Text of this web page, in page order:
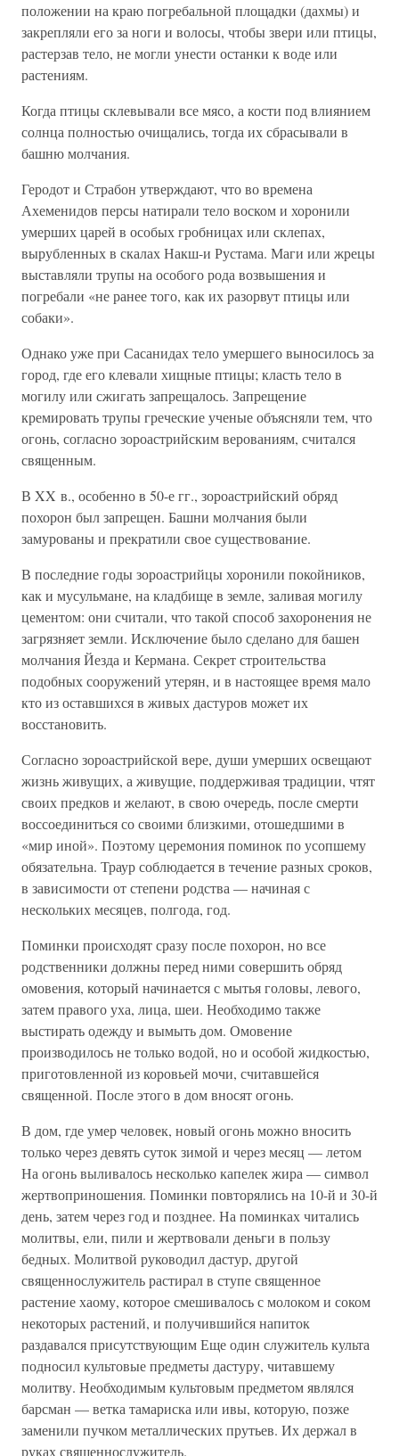
положении на краю погребальной площадки (дахмы) и
закрепляли его за ноги и волосы, чтобы звери или птицы,
растерзав тело, не могли унести останки к воде или
растениям.
Когда птицы склевывали все мясо, а кости под влиянием
солнца полностью очищались, тогда их сбрасывали в
башню молчания.
Геродот и Страбон утверждают, что во времена
Ахеменидов персы натирали тело воском и хоронили
умерших царей в особых гробницах или склепах,
вырубленных в скалах Накш-и Рустама. Маги или жрецы
выставляли трупы на особого рода возвышения и
погребали «не ранее того, как их разорвут птицы или
собаки».
Однако уже при Сасанидах тело умершего выносилось за
город, где его клевали хищные птицы; класть тело в
могилу или сжигать запрещалось. Запрещение
кремировать трупы греческие ученые объясняли тем, что
огонь, согласно зороастрийским верованиям, считался
священным.
В XX в., особенно в 50-е гг., зороастрийский обряд
похорон был запрещен. Башни молчания были
замурованы и прекратили свое существование.
В последние годы зороастрийцы хоронили покойников,
как и мусульмане, на кладбище в земле, заливая могилу
цементом: они считали, что такой способ захоронения не
загрязняет земли. Исключение было сделано для башен
молчания Йезда и Кермана. Секрет строительства
подобных сооружений утерян, и в настоящее время мало
кто из оставшихся в живых дастуров может их
восстановить.
Согласно зороастрийской вере, души умерших освещают
жизнь живущих, а живущие, поддерживая традиции, чтят
своих предков и желают, в свою очередь, после смерти
воссоединиться со своими близкими, отошедшими в
«мир иной». Поэтому церемония поминок по усопшему
обязательна. Траур соблюдается в течение разных сроков,
в зависимости от степени родства — начиная с
нескольких месяцев, полгода, год.
Поминки происходят сразу после похорон, но все
родственники должны перед ними совершить обряд
омовения, который начинается с мытья головы, левого,
затем правого уха, лица, шеи. Необходимо также
выстирать одежду и вымыть дом. Омовение
производилось не только водой, но и особой жидкостью,
приготовленной из коровьей мочи, считавшейся
священной. После этого в дом вносят огонь.
В дом, где умер человек, новый огонь можно вносить
только через девять суток зимой и через месяц — летом
На огонь выливалось несколько капелек жира — символ
жертвоприношения. Поминки повторялись на 10-й и 30-й
день, затем через год и позднее. На поминках читались
молитвы, ели, пили и жертвовали деньги в пользу
бедных. Молитвой руководил дастур, другой
священнослужитель растирал в ступе священное
растение хаому, которое смешивалось с молоком и соком
некоторых растений, и получившийся напиток
раздавался присутствующим Еще один служитель культа
подносил культовые предметы дастуру, читавшему
молитву. Необходимым культовым предметом являлся
барсман — ветка тамариска или ивы, которую, позже
заменили пучком металлических прутьев. Их держал в
руках священнослужитель.